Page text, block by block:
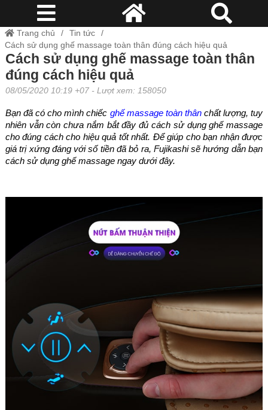
Trang chủ
Tin tức
Cách sử dụng ghế massage toàn thân đúng cách hiệu quả
Cách sử dụng ghế massage toàn thân
đúng cách hiệu quả
08/05/2020 10:19 +07 - Lượt xem: 158050
Bạn đã có cho mình chiếc ghế massage toàn thânchất lượng, tuy
nhiên vẫn còn chưa nắm bắt đầy đủ cách sử dụng ghế massage
cho đúng cách cho hiệu quả tốt nhất. Để giúp cho bạn nhận được
giá trị xứng đáng với số tiền đã bỏ ra, Fujikashi sẽ hướng dẫn bạn
cách sử dụng ghế massage ngay dưới đây.